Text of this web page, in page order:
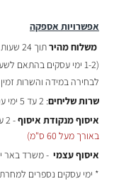
אפשרויות אספקה
משלוח מהירתוך 24 שעות :
(1-2 ימי עסקים בהתאם לשעת ההזמנה)
לבחירה במידה והשרות
שרות שליחים: 2 עד 5 ימי עסקים - ₪29
איסוף מנקודת איסוף- 2 עד 4 ימי עסקים - ₪20
באורך מעל 60 ס"מ)
איסוף עצמי - משרד באר יעקב /
* ימי עסקים נספרים